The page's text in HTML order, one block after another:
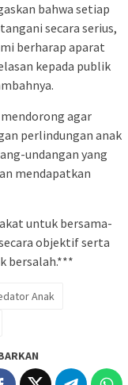
bahwa setiap
secara serius,
berharap aparat
kepada publik
agar
perlindungan anak
undangan yang
mendapatkan
untuk bersama-
objektif serta
bersalah.***
Anak